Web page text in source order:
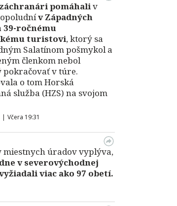
pomáhaliv
v Západných
39-ročnému
turistovi, ktorý sa
Salatínom pošmykol a
členkom nebol
pokračovať v túre.
o tom Horská
služba (HZS) na svojom
| Včera 19:31
miestnych úradov vyplýva,
v severovýchodnej
viac ako 97 obetí.